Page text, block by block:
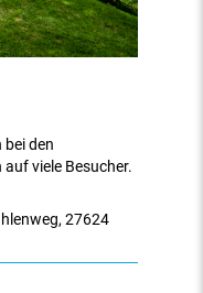
,27624
den
viele Besucher.